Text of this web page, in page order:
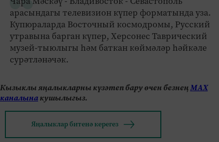
арасындагы телевизион күпер форматында уза.
Купюраларда Восточный космодромы, Русский
утравына барган күпер, Херсонес Таврический
музей-тыюлыгы һәм баткан көймәләр һәйкәле
сурәтләнәчәк.
Кызыклы яңалыкларны күзәтеп бару өчен безнеңМАХ
каналынакушылыгыз.
Яңалыклар битенә керегез